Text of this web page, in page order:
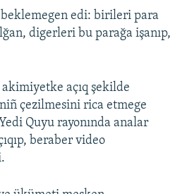
beklemegen edi: birileri para
digerleri bu parağa işanıp,
akimiyetke açıq şekilde
çezilmesini rica etmege
Quyu rayonında analar
beraber video